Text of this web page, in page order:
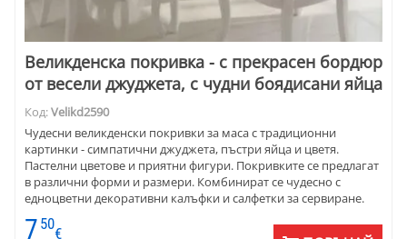
Великденска покривка - с прекрасен бордюр
от весели джуджета, с чудни боядисани яйца
Код:Velikd2590
Чудесни великденски покривки за маса с традиционни
картинки - симпатични джуджета, пъстри яйца и цветя.
Пастелни цветове и приятни фигури. Покривките се предлагат
в различни форми и размери. Комбинират се чудесно с
едноцветни декоративни калъфки и салфетки за сервиране.
Въображението ви може да се развихри и да промените
празнично своя дом.
7 50
€